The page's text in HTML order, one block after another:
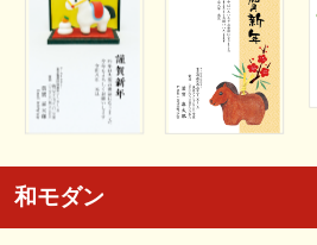
和モダン